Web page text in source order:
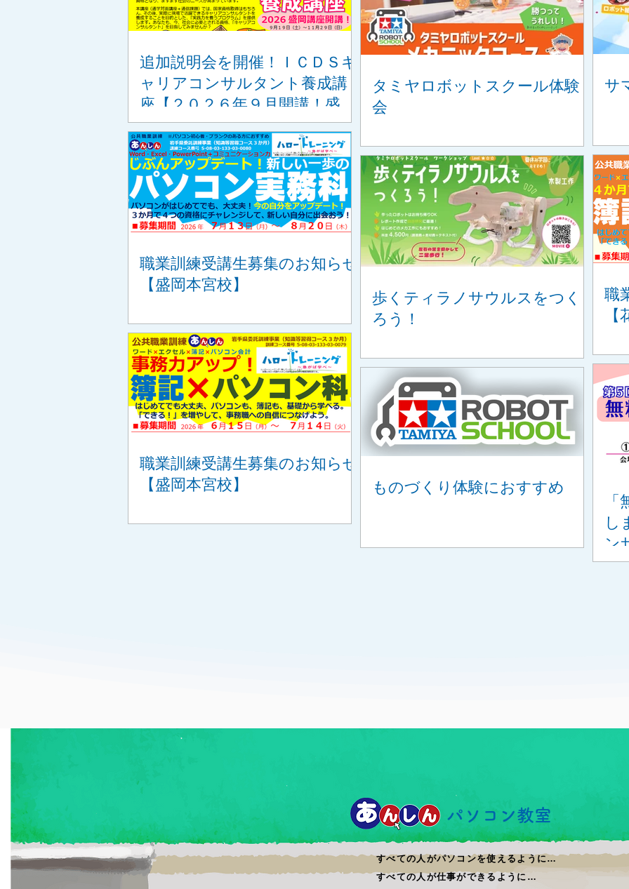
追加説明会を開催！ＩＣＤＳキ
ャリアコンサルタント養成講
座【２０２６年９月開講！盛岡
講座】
タミヤロボットスクール体験
会
サ
職業訓練受講生募集のお知らせ
【盛岡本宮校】
歩くティラノサウルスをつく
ろう！
職
職業訓練受講生募集のお知らせ
【盛岡本宮校】
ものづくり体験におすすめ
し
ン
​パソコン教室
すべての人がパソコンを使えるように…
すべての人が仕事ができるように…